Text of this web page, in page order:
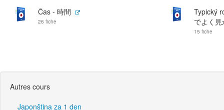
Čas - 時間
26 fiche
Typický
でよく
15 fiche
Autres cours
Japonština za 1 den